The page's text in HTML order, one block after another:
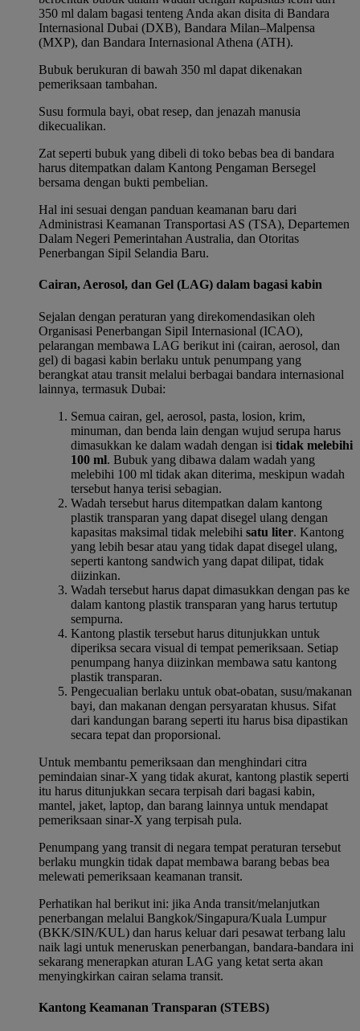
350 ml dalam bagasi tenteng Anda akan disita di Bandara
Internasional Dubai (DXB), Bandara Milan–Malpensa
(MXP), dan Bandara Internasional Athena (ATH).
Bubuk berukuran di bawah 350 ml dapat dikenakan
pemeriksaan tambahan.
Susu formula bayi, obat resep, dan jenazah manusia
dikecualikan.
Zat seperti bubuk yang dibeli di toko bebas bea di bandara
harus ditempatkan dalam Kantong Pengaman Bersegel
bersama dengan bukti pembelian.
Hal ini sesuai dengan panduan keamanan baru dari
Administrasi Keamanan Transportasi AS (TSA), Departemen
Dalam Negeri Pemerintahan Australia, dan Otoritas
Penerbangan Sipil Selandia Baru.
Cairan, Aerosol, dan Gel (LAG) dalam bagasi kabin
Sejalan dengan peraturan yang direkomendasikan oleh
Organisasi Penerbangan Sipil Internasional (ICAO),
pelarangan membawa LAG berikut ini (cairan, aerosol, dan
gel) di bagasi kabin berlaku untuk penumpang yang
berangkat atau transit melalui berbagai bandara internasional
lainnya, termasuk Dubai:
Semua cairan, gel, aerosol, pasta, losion, krim,
minuman, dan benda lain dengan wujud serupa harus
dimasukkan ke dalam wadah dengan isi tidak melebihi
100 ml. Bubuk yang dibawa dalam wadah yang
melebihi 100 ml tidak akan diterima, meskipun wadah
tersebut hanya terisi sebagian.
Wadah tersebut harus ditempatkan dalam kantong
plastik transparan yang dapat disegel ulang dengan
kapasitas maksimal tidak melebihi satu liter. Kantong
yang lebih besar atau yang tidak dapat disegel ulang,
seperti kantong sandwich yang dapat dilipat, tidak
diizinkan.
Wadah tersebut harus dapat dimasukkan dengan pas ke
dalam kantong plastik transparan yang harus tertutup
sempurna.
Kantong plastik tersebut harus ditunjukkan untuk
diperiksa secara visual di tempat pemeriksaan. Setiap
penumpang hanya diizinkan membawa satu kantong
plastik transparan.
Pengecualian berlaku untuk obat-obatan, susu/makanan
bayi, dan makanan dengan persyaratan khusus. Sifat
dari kandungan barang seperti itu harus bisa dipastikan
secara tepat dan proporsional.
Untuk membantu pemeriksaan dan menghindari citra
pemindaian sinar-X yang tidak akurat, kantong plastik seperti
itu harus ditunjukkan secara terpisah dari bagasi kabin,
mantel, jaket, laptop, dan barang lainnya untuk mendapat
pemeriksaan sinar-X yang terpisah pula.
Penumpang yang transit di negara tempat peraturan tersebut
berlaku mungkin tidak dapat membawa barang bebas bea
melewati pemeriksaan keamanan transit.
Perhatikan hal berikut ini: jika Anda transit/melanjutkan
penerbangan melalui Bangkok/Singapura/Kuala Lumpur
(BKK/SIN/KUL) dan harus keluar dari pesawat terbang lalu
naik lagi untuk meneruskan penerbangan, bandara-bandara ini
sekarang menerapkan aturan LAG yang ketat serta akan
menyingkirkan cairan selama transit.
Kantong Keamanan Transparan (STEBS)